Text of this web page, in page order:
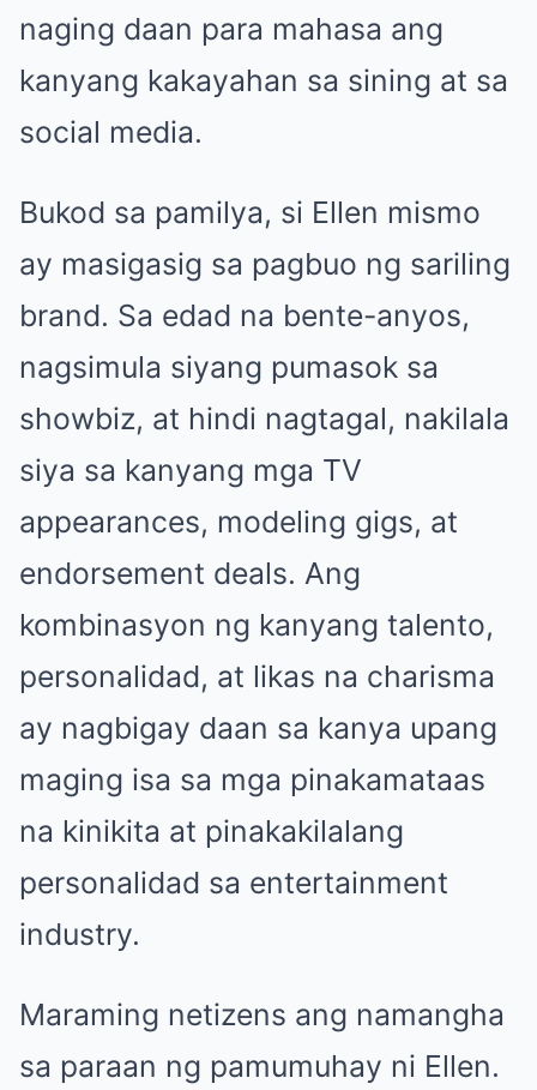
naging daan para mahasa ang
kanyang kakayahan sa sining at sa
social media.
Bukod sa pamilya, si Ellen mismo
ay masigasig sa pagbuo ng sariling
brand. Sa edad na bente-anyos,
nagsimula siyang pumasok sa
showbiz, at hindi nagtagal, nakilala
siya sa kanyang mga TV
appearances, modeling gigs, at
endorsement deals. Ang
kombinasyon ng kanyang talento,
personalidad, at likas na charisma
ay nagbigay daan sa kanya upang
maging isa sa mga pinakamataas
na kinikita at pinakakilalang
personalidad sa entertainment
industry.
Maraming netizens ang namangha
sa paraan ng pamumuhay ni Ellen.